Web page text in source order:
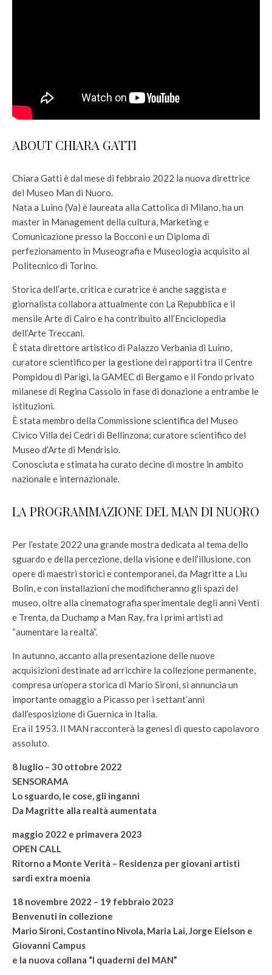
ABOUT CHIARA GATTI
Chiara Gatti è dal mese di febbraio 2022 la nuova direttrice
del Museo Man di Nuoro.
Nata a Luino (Va) è laureata alla Cattolica di Milano, ha un
master in Management della cultura, Marketing e
Comunicazione presso la Bocconi e un Diploma di
perfezionamento in Museografia e Museologia acquisito al
Politecnico di Torino.
Storica dell’arte, critica e curatrice è anche saggista e
giornalista collabora attualmente con La Repubblica e il
mensile Arte di Cairo e ha contribuito all’Enciclopedia
dell’Arte Treccani.
È stata direttore artistico di Palazzo Verbania di Luino,
curatore scientifico per la gestione dei rapporti tra il Centre
Pompidou di Parigi, la GAMEC di Bergamo e il Fondo privato
milanese di Regina Cassolo in fase di donazione a entrambe le
istituzioni.
È stata membro della Commissione scientifica del Museo
Civico Villa dei Cedri di Bellinzona; curatore scientifico del
Museo d’Arte di Mendrisio.
Conosciuta e stimata ha curato decine di mostre in ambito
nazionale e internazionale.
LA PROGRAMMAZIONE DEL MAN DI NUORO
Per l’estate 2022 una grande mostra dedicata al tema dello
sguardo e della percezione, della visione e dell’illusione, con
opere di maestri storici e contemporanei, da Magritte a Liu
Bolin, e con installazioni che modificheranno gli spazi del
museo, oltre alla cinematografia sperimentale degli anni Venti
e Trenta, da Duchamp a Man Ray, fra i primi artisti ad
“aumentare la realtà”.
In autunno, accanto alla presentazione delle nuove
acquisizioni destinate ad arricchire la collezione permanente,
compresa un’opera storica di Mario Sironi, si annuncia un
importante omaggio a Picasso per i settant’anni
dall’esposizione di Guernica in Italia.
Era il 1953. Il MAN racconterà la genesi di questo capolavoro
assoluto.
8 luglio – 30 ottobre 2022
SENSORAMA
Lo sguardo, le cose, gli inganni
Da Magritte alla realtà aumentata
maggio 2022 e primavera 2023
OPEN CALL
Ritorno a Monte Verità – Residenza per giovani artisti
sardi extra moenia
18 novembre 2022 – 19 febbraio 2023
Benvenuti in collezione
Mario Sironi, Costantino Nivola, Maria Lai, Jorge Eielson e
Giovanni Campus
e la nuova collana “I quaderni del MAN”